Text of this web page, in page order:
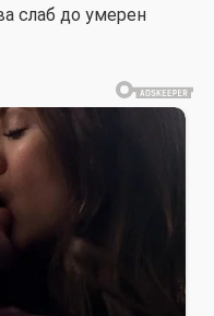
слаб до умерен